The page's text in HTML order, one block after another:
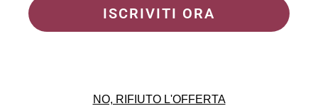
ISCRIVITI ORA
NO, RIFIUTO L'OFFERTA